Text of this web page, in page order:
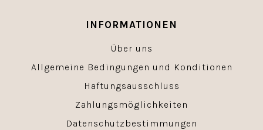
INFORMATIONEN
Über uns
Allgemeine Bedingungen und Konditionen
Haftungsausschluss
Zahlungsmöglichkeiten
Datenschutzbestimmungen